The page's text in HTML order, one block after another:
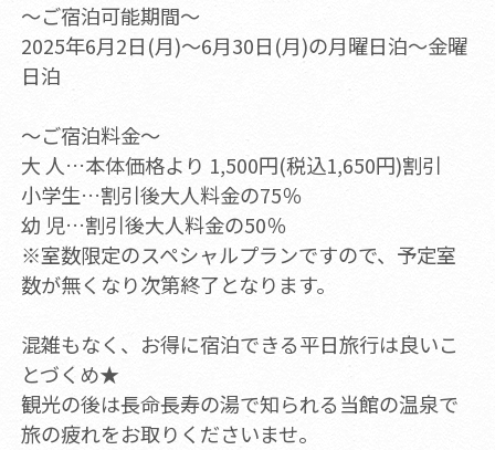
～ご宿泊可能期間～
2025年6月2日(月)～6月30日(月)の月曜日泊～金曜
日泊
～ご宿泊料金～
大 人…本体価格より 1,500円(税込1,650円)割引
小学生…割引後大人料金の75％
幼 児…割引後大人料金の50％
※室数限定のスペシャルプランですので、予定室
数が無くなり次第終了となります。
混雑もなく、お得に宿泊できる平日旅行は良いこ
とづくめ★
観光の後は長命長寿の湯で知られる当館の温泉で
旅の疲れをお取りくださいませ。